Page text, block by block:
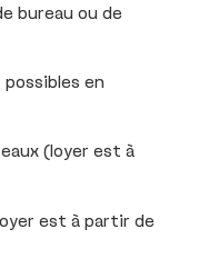
bureau ou de
en
(loyer est à
est à partir de